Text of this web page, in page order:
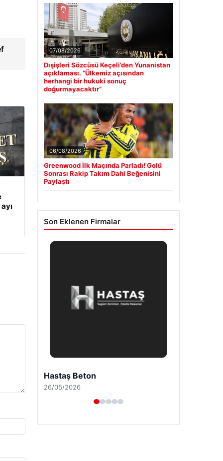
07/08/2026
Dışişleri Sözcüsü Keçeli’den Yunanistan
açıklaması. “Ülkemiz açısından
herhangi bir hukuki sonuç
doğurmayacaktır”
06/08/2026
Greenwood İlk Maçında Parladı! Golü
Sonrası Rakip Takım Dahi Beğenisini
Paylaştı
Son Eklenen Firmalar
Prenses Night Club
29/04/2026